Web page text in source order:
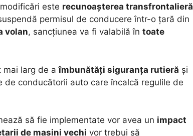
este recunoașterea transfrontalieră
permisul de conducere într-o țară din
volan, sancțiunea va fi valabilă în toate
mai larg de aîmbunătăți siguranța rutieră și
conducătorii auto care încalcă regulile de
să fie implementate vor avea un impact
de mașini vechi vor trebui să